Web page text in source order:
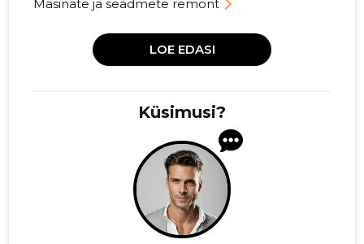
Masinate ja seadmete remont
LOE EDASI
Küsimusi?